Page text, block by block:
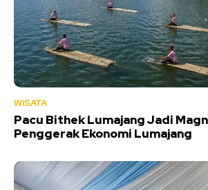
WISATA
Pacu Bithek Lumajang Jadi
Penggerak Ekonomi Lumajang